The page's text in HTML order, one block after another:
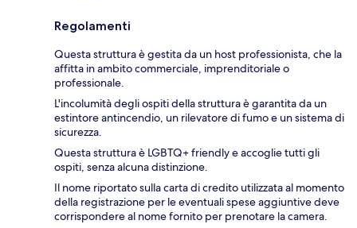
Regolamenti
Questa struttura è gestita da un host professionista, che la
affitta in ambito commerciale, imprenditoriale o
professionale.
L'incolumità degli ospiti della struttura è garantita da un
estintore antincendio, un rilevatore di fumo e un sistema di
sicurezza.
Questa struttura è LGBTQ+ friendly e accoglie tutti gli
ospiti, senza alcuna distinzione.
Il nome riportato sulla carta di credito utilizzata al momento
della registrazione per le eventuali spese aggiuntive deve
corrispondere al nome fornito per prenotare la camera.